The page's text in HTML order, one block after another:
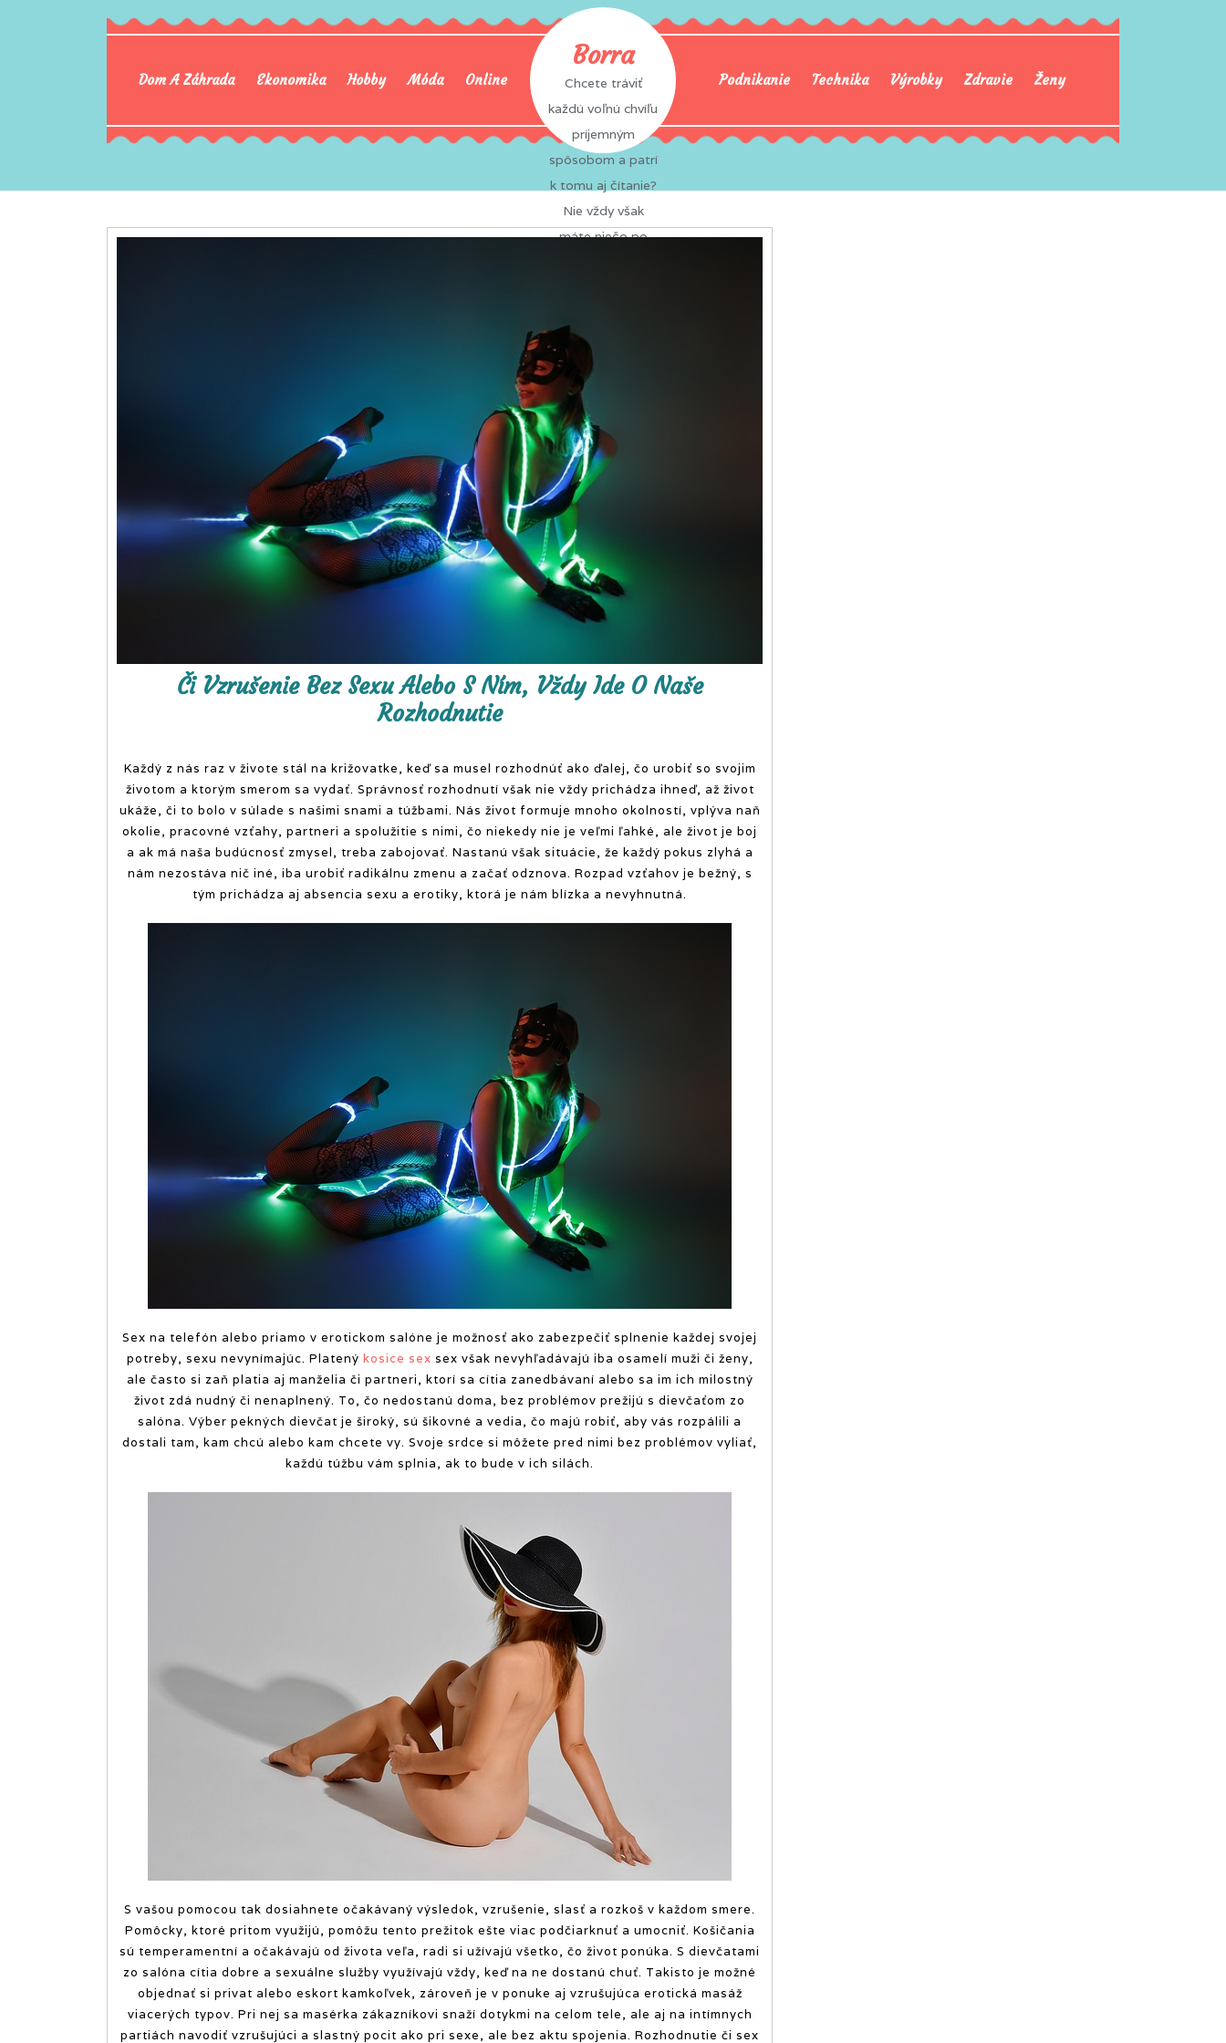
Dom A Záhrada Ekonomika Hobby Móda Online
Borra
Chcete tráviť
každú voľnú chvíľu
príjemným
spôsobom a patrí
k tomu aj čítanie?
Nie vždy však
máte niečo po
už nemôže stať,
pretože na vás
vždy a všade čaká
obsahovo nabitý
online magazín.
Podnikanie Technika Výrobky Zdravie Ženy
Či Vzrušenie Bez Sexu Alebo S Ním, Vždy Ide O Naše
Rozhodnutie
Každý z nás raz v živote stál na križovatke, keď sa musel rozhodnúť ako ďalej, čo urobiť so svojim
životom a ktorým smerom sa vydať. Správnosť rozhodnutí však nie vždy prichádza ihneď, až život
ukáže, či to bolo v súlade s našimi snami a túžbami. Nás život formuje mnoho okolností, vplýva naň
okolie, pracovné vzťahy, partneri a spolužitie s nimi, čo niekedy nie je veľmi ľahké, ale život je boj
a ak má naša budúcnosť zmysel, treba zabojovať. Nastanú však situácie, že každý pokus zlyhá a
nám nezostáva nič iné, iba urobiť radikálnu zmenu a začať odznova. Rozpad vzťahov je bežný, s
tým prichádza aj absencia sexu a erotiky, ktorá je nám blízka a nevyhnutná.
Sex na telefón alebo priamo v erotickom salóne je možnosť ako zabezpečiť splnenie každej svojej
potreby, sexu nevynímajúc. Platený kosice sex sex však nevyhľadávajú iba osamelí muži či ženy,
ale často si zaň platia aj manželia či partneri, ktorí sa cítia zanedbávaní alebo sa im ich milostný
život zdá nudný či nenaplnený. To, čo nedostanú doma, bez problémov prežijú s dievčaťom zo
salóna. Výber pekných dievčat je široký, sú šikovné a vedia, čo majú robiť, aby vás rozpálili a
dostali tam, kam chcú alebo kam chcete vy. Svoje srdce si môžete pred nimi bez problémov vyliať,
každú túžbu vám splnia, ak to bude v ich silách.
S vašou pomocou tak dosiahnete očakávaný výsledok, vzrušenie, slasť a rozkoš v každom smere.
Pomôcky, ktoré pritom využijú, pomôžu tento prežitok ešte viac podčiarknuť a umocniť. Košičania
sú temperamentní a očakávajú od života veľa, radi si užívajú všetko, čo život ponúka. S dievčatami
zo salóna cítia dobre a sexuálne služby využívajú vždy, keď na ne dostanú chuť. Takisto je možné
objednať si privat alebo eskort kamkoľvek, zároveň je v ponuke aj vzrušujúca erotická masáž
viacerých typov. Pri nej sa masérka zákazníkovi snaží dotykmi na celom tele, ale aj na intímnych
partiách navodiť vzrušujúci a slastný pocit ako pri sexe, ale bez aktu spojenia. Rozhodnutie či sex